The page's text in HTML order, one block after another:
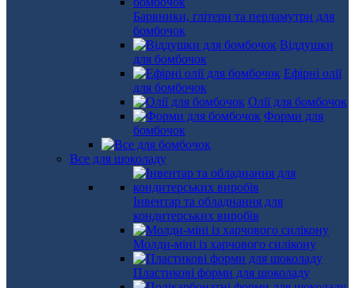
Барвники, глітери та перламутри для
бомбочок
Віддушки
для бомбочок
Ефірні олії
для бомбочок
Олії для бомбочок
Форми для
бомбочок
Все для шоколаду
Інвентар та обладнання для
кондитерських виробів
Молди-міні із харчового силікону
Пластикові форми для шоколаду